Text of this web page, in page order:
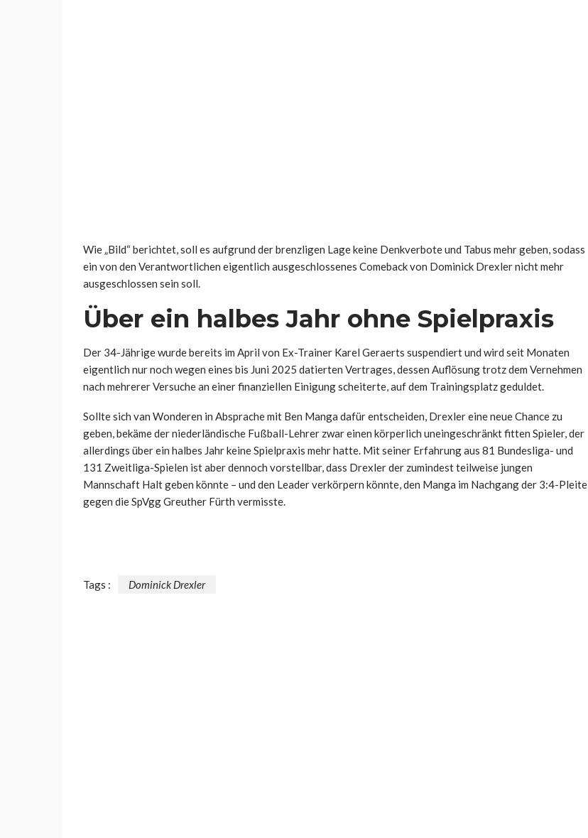
Wie „Bild“ berichtet, soll es aufgrund der brenzligen Lage keine Denkverbote und Tabus mehr geben, sodass
ein von den Verantwortlichen eigentlich ausgeschlossenes Comeback von Dominick Drexler nicht mehr
ausgeschlossen sein soll.
Über ein halbes Jahr ohne Spielpraxis
Der 34-Jährige wurde bereits im April von Ex-Trainer Karel Geraerts suspendiert und wird seit Monaten
eigentlich nur noch wegen eines bis Juni 2025 datierten Vertrages, dessen Auflösung trotz dem Vernehmen
nach mehrerer Versuche an einer finanziellen Einigung scheiterte, auf dem Trainingsplatz geduldet.
Sollte sich van Wonderen in Absprache mit Ben Manga dafür entscheiden, Drexler eine neue Chance zu
geben, bekäme der niederländische Fußball-Lehrer zwar einen körperlich uneingeschränkt fitten Spieler, der
allerdings über ein halbes Jahr keine Spielpraxis mehr hatte. Mit seiner Erfahrung aus 81 Bundesliga- und
131 Zweitliga-Spielen ist aber dennoch vorstellbar, dass Drexler der zumindest teilweise jungen
Mannschaft Halt geben könnte – und den Leader verkörpern könnte, den Manga im Nachgang der 3:4-Pleite
gegen die SpVgg Greuther Fürth vermisste.
Tags : Dominick Drexler